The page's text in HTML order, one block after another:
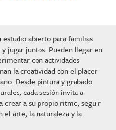
estudio abierto para familias
jugar juntos. Pueden llegar en
con actividades
la creatividad con el placer
Desde pintura y grabado
cada sesión invita a
crear a su propio ritmo, seguir
el arte, la naturaleza y la